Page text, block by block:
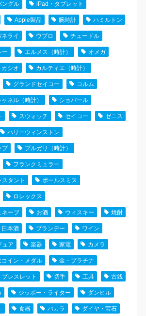
ングル iPad・タブレット
Apple製品 腕時計 ハミルトン
ネライ ウブロ チュードル
ー エルメス（時計） オメガ
カシオ カルティエ（時計）
グランドセイコー コルム
ャネル（時計） ショパール
スウォッチ セイコー ゼニス
ハリーウィンストン
プ ブルガリ（時計）
フランクミュラー
タント ポールスミス
ロレックス
ネーブ お酒 ウィスキー 焼酎
日本酒 ブランデー ワイン
ュア 楽器 家電 カメラ
コイン・メダル 金・プラチナ
レスレット 切手 工具 古銭
ジッポー・ライター ダンヒル
食器 バカラ ダイヤ・宝石